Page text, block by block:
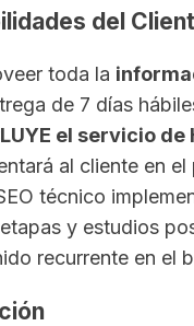
del
toda la
de 7 días
el servicio
al cliente en
técnico
y estudios
recurrente en el